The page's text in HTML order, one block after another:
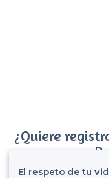
¿Quiere
Gane muchos clientes
El respeto de tu